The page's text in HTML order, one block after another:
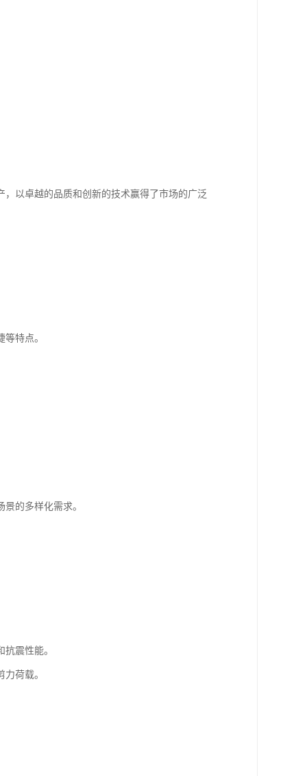
以卓越的品质和创新的技术赢得了市场的广泛
特点。
的多样化需求。
震性能。
荷载。